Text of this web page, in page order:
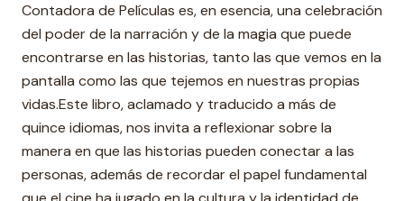
Contadora de Películas es, en esencia, una celebración
del poder de la narración y de la magia que puede
encontrarse en las historias, tanto las que vemos en la
pantalla como las que tejemos en nuestras propias
vidas.Este libro, aclamado y traducido a más de
quince idiomas, nos invita a reflexionar sobre la
manera en que las historias pueden conectar a las
personas, además de recordar el papel fundamental